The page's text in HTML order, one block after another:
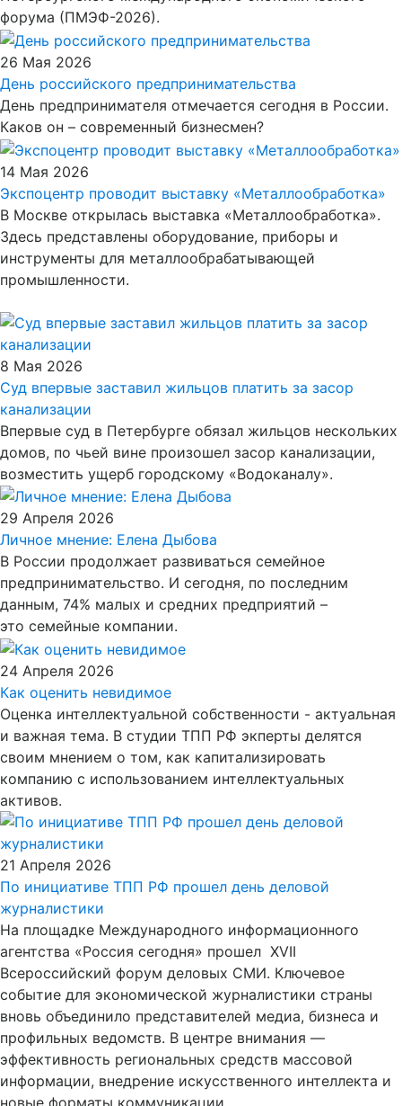
форума (ПМЭФ-2026).
26 Мая 2026
День российского предпринимательства
День предпринимателя отмечается сегодня в России.
Каков он – современный бизнесмен?
14 Мая 2026
Экспоцентр проводит выставку «Металлообработка»
В Москве открылась выставка «Металлообработка».
Здесь представлены оборудование, приборы и
инструменты для металлообрабатывающей
промышленности.
8 Мая 2026
Суд впервые заставил жильцов платить за засор
канализации
Впервые суд в Петербурге обязал жильцов нескольких
домов, по чьей вине произошел засор канализации,
возместить ущерб городскому «Водоканалу».
29 Апреля 2026
Личное мнение: Елена Дыбова
В России продолжает развиваться семейное
предпринимательство. И сегодня, по последним
данным, 74% малых и средних предприятий –
это семейные компании.
24 Апреля 2026
Как оценить невидимое
Оценка интеллектуальной собственности - актуальная
и важная тема. В студии ТПП РФ экперты делятся
своим мнением о том, как капитализировать
компанию с использованием интеллектуальных
активов.
21 Апреля 2026
По инициативе ТПП РФ прошел день деловой
журналистики
На площадке Международного информационного
агентства «Россия сегодня» прошел XVII
Всероссийский форум деловых СМИ. Ключевое
событие для экономической журналистики страны
вновь объединило представителей медиа, бизнеса и
профильных ведомств. В центре внимания —
эффективность региональных средств массовой
информации, внедрение искусственного интеллекта и
новые форматы коммуникации.